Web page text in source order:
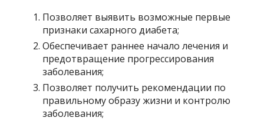
Позволяет выявить возможные первые
признаки сахарного диабета;
Обеспечивает раннее начало лечения и
предотвращение прогрессирования
заболевания;
Позволяет получить рекомендации по
правильному образу жизни и контролю
заболевания;